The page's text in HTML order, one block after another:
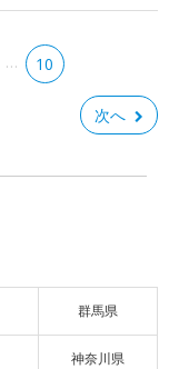
… 10
次へ
群馬県
神奈川県